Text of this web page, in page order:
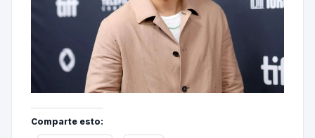
Comparte esto: